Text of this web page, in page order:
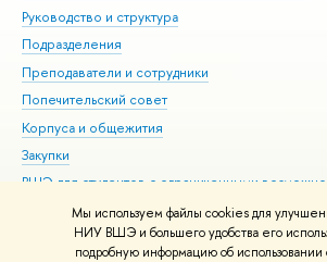
Мы используем файлы cookies для
НИУ ВШЭ и большего удобства его
подробную информацию об использовании
Руководство и структура
Подразделения
Преподаватели и сотрудники
Попечительский совет
Корпуса и общежития
Закупки
ВШЭ для студентов с ограниченными
здоровья и инвалидностью
Версия для слабовидящих